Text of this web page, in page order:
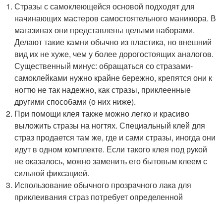
Стразы с самоклеющейся основой подходят для
начинающих мастеров самостоятельного маникюра. В
магазинах они представлены целыми наборами.
Делают такие камни обычно из пластика, но внешний
вид их не хуже, чем у более дорогостоящих аналогов.
Существенный минус: обращаться со стразами-
самоклейками нужно крайне бережно, крепятся они к
ногтю не так надежно, как стразы, приклеенные
другими способами (о них ниже).
При помощи клея также можно легко и красиво
выложить стразы на ногтях. Специальный клей для
страз продается там же, где и сами стразы, иногда они
идут в одном комплекте. Если такого клея под рукой
не оказалось, можно заменить его бытовым клеем с
сильной фиксацией.
Использование обычного прозрачного лака для
приклеивания страз потребует определенной